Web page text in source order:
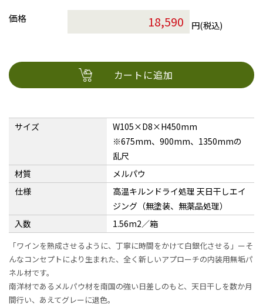
価格
円(税込)
カートに追加
サイズ
W105×D8×H450mm
※675mm、900mm、1350mmの
乱尺
材質
メルパウ
仕様
高温キルンドライ処理 天日干しエイ
ジング（無塗装、無薬品処理）
入数
1.56m2／箱
「ワインを熟成させるように、丁寧に時間をかけて白銀化させる」ーそ
んなコンセプトにより生まれた、全く新しいアプローチの内装用無垢パ
ネル材です。
南洋材であるメルパウ材を南国の強い日差しのもと、天日干しを数か月
間行い、あえてグレーに退色。